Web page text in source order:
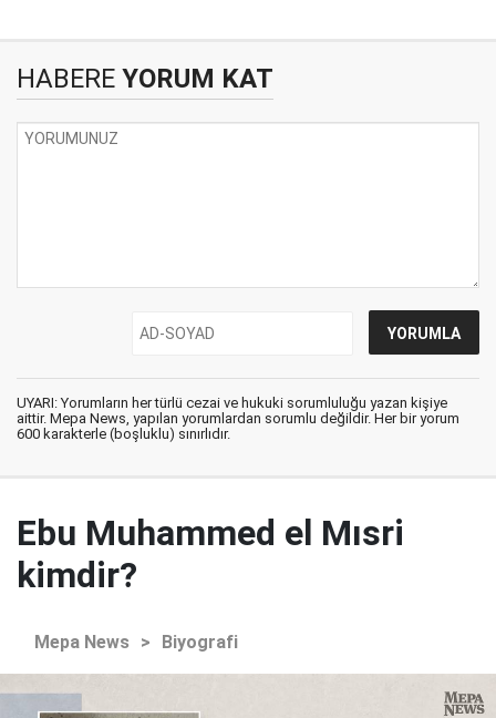
HABERE YORUM KAT
UYARI: Yorumların her türlü cezai ve hukuki sorumluluğu yazan kişiye
aittir. Mepa News, yapılan yorumlardan sorumlu değildir. Her bir yorum
600 karakterle (boşluklu) sınırlıdır.
Ebu Muhammed el Mısri
kimdir?
Mepa News > Biyografi